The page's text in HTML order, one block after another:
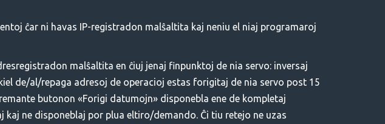
ĉar ni havas IP-registradon malŝaltita kaj neniu el niaj programaroj
malŝaltita en ĉiuj jenaj finpunktoj de nia servo: inversaj
de/al/repaga adresoj de operacioj estas forigitaj de nia servo post 15
butonon «Forigi datumojn» disponebla ene de kompletaj
ne disponeblaj por plua eltiro/demando. Ĉi tiu retejo ne uzas